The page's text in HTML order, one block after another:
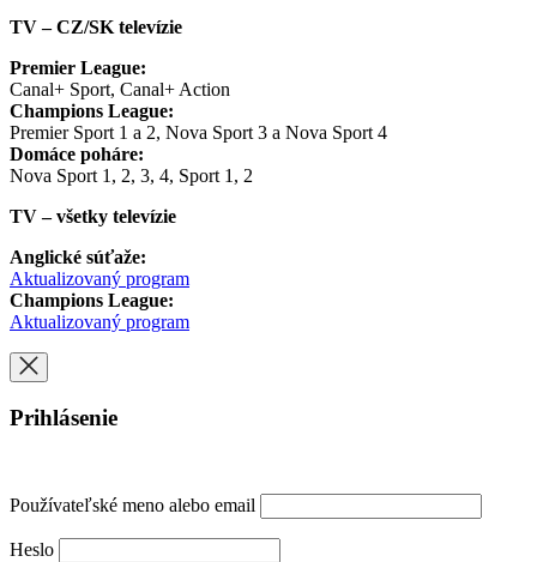
TV – CZ/SK televízie
Premier League:
Canal+ Sport, Canal+ Action
Champions League:
Premier Sport 1 a 2, Nova Sport 3 a Nova Sport 4
Domáce poháre:
Nova Sport 1, 2, 3, 4, Sport 1, 2
TV – všetky televízie
Anglické súťaže:
Aktualizovaný program
Champions League:
Aktualizovaný program
Prihlásenie
Používateľské meno alebo email
Heslo